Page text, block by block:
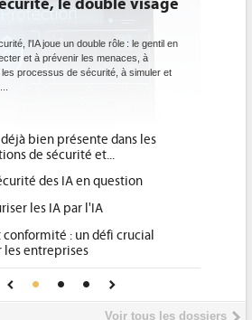
l'efficacité énergétique
une obligation pour les
plus durables et plus efficaces, c'est
recherchent les pouvoirs publics européens
mise en oeuvre de la nouvelle Directive sur
Qu'est-ce que la DEE (directive
d'efficacité énergétique) ?
DEE, une pression administrative
place pour répondre à...
Phocea DC dans les cordes pour la
DEE
Interview de Fabrice Coquio,
Voir tous les dossiers